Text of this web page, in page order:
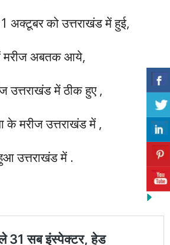
अक्टूबर को उत्तराखंड में हुई,
मरीज अबतक आये,
उत्तराखंड में ठीक हुए ,
के मरीज उत्तराखंड में ,
उत्तराखंड में .